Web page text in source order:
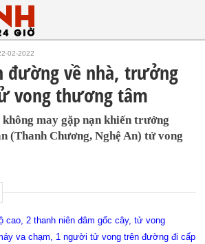
02-2022
đường về nhà, trưởng
vong thương tâm
may gặp nạn khiến trưởng
(Thanh Chương, Nghệ An) tử vong
cao, 2 thanh niên đâm gốc cây, tử vong
va chạm, 1 người tử vong trên đường đi cấp